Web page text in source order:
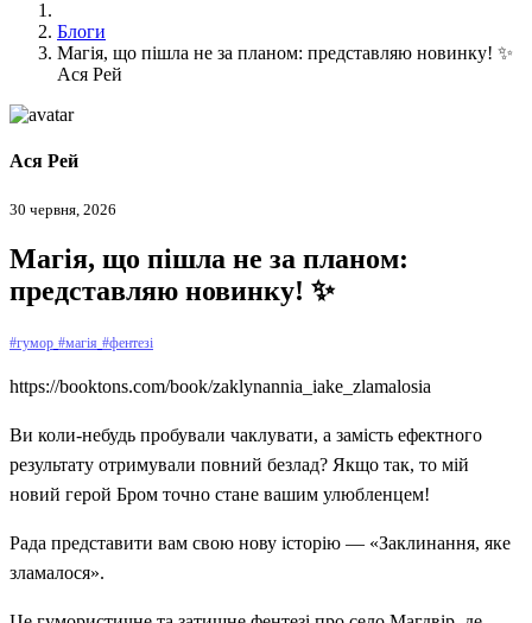
Блоги
Магія, що пішла не за планом: представляю новинку! ✨
Ася Рей
Ася Рей
30 червня, 2026
Магія, що пішла не за планом:
представляю новинку! ✨
#гумор #магія #фентезі
https://booktons.com/book/zaklynannia_iake_zlamalosia
Ви коли-небудь пробували чаклувати, а замість ефектного
результату отримували повний безлад? Якщо так, то мій
новий герой Бром точно стане вашим улюбленцем!
Рада представити вам свою нову історію — «Заклинання, яке
зламалося».